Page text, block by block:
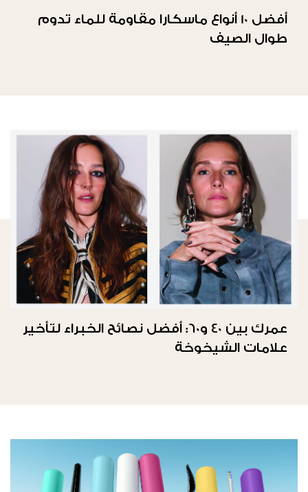
أفضل 10 أنواع ماسكارا مقاومة للماء تدوم
طوال الصيف
عمرك بين 40 و60: أفضل نصائح الخبراء لتأخير
علامات الشيخوخة